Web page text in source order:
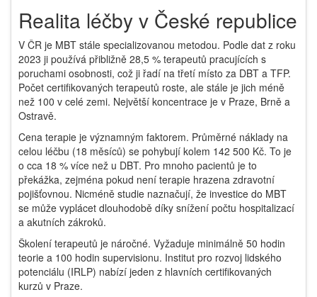
Realita léčby v České republice
V ČR je MBT stále specializovanou metodou. Podle dat z roku
2023 ji používá přibližně 28,5 % terapeutů pracujících s
poruchami osobnosti, což ji řadí na třetí místo za DBT a TFP.
Počet certifikovaných terapeutů roste, ale stále je jich méně
než 100 v celé zemi. Největší koncentrace je v Praze, Brně a
Ostravě.
Cena terapie je významným faktorem. Průměrné náklady na
celou léčbu (18 měsíců) se pohybují kolem 142 500 Kč. To je
o cca 18 % více než u DBT. Pro mnoho pacientů je to
překážka, zejména pokud není terapie hrazena zdravotní
pojišťovnou. Nicméně studie naznačují, že investice do MBT
se může vyplácet dlouhodobě díky snížení počtu hospitalizací
a akutních zákroků.
Školení terapeutů je náročné. Vyžaduje minimálně 50 hodin
teorie a 100 hodin supervisionu. Institut pro rozvoj lidského
potenciálu (IRLP) nabízí jeden z hlavních certifikovaných
kurzů v Praze.